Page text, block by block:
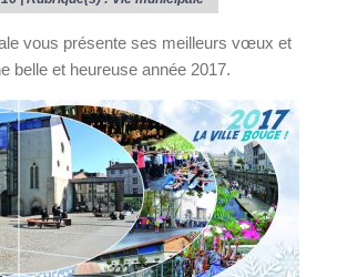
vous présente ses meilleurs vœux et
belle et heureuse année 2017.